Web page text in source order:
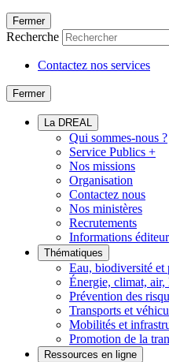
Fermer
Recherche
Contactez nos services
Fermer
La DREAL
Qui sommes-nous ?
Service Publics +
Nos missions
Organisation
Contactez nous
Nos ministères
Recrutements
Informations éditeur
Thématiques
Eau, biodiversité et
Énergie, climat, air,
Prévention des
Transports et
Mobilités et
Promotion de la
Ressources en ligne